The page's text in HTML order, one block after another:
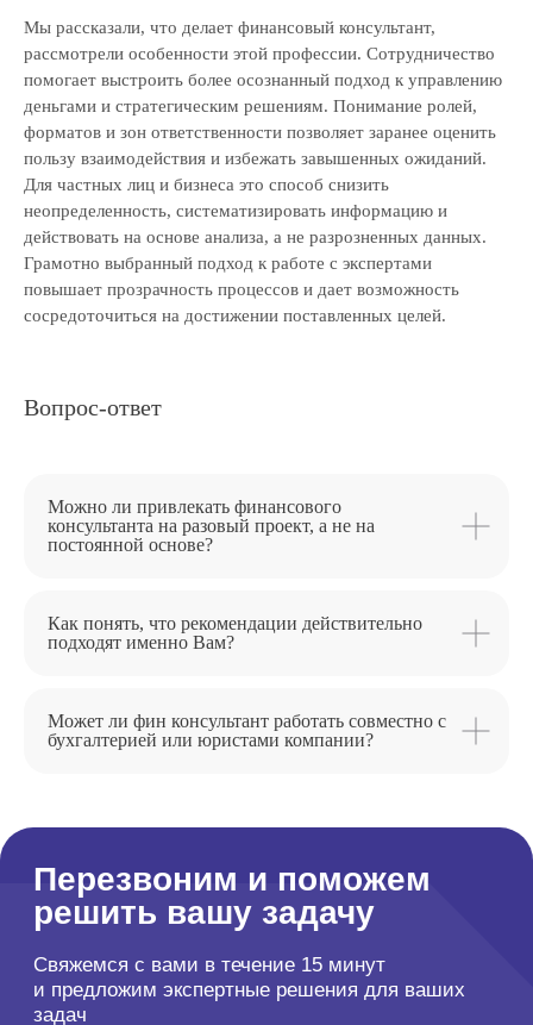
Мы рассказали, что делает финансовый консультант,
рассмотрели особенности этой профессии. Сотрудничество
помогает выстроить более осознанный подход к управлению
деньгами и стратегическим решениям. Понимание ролей,
форматов и зон ответственности позволяет заранее оценить
пользу взаимодействия и избежать завышенных ожиданий.
Для частных лиц и бизнеса это способ снизить
неопределенность, систематизировать информацию и
действовать на основе анализа, а не разрозненных данных.
Грамотно выбранный подход к работе с экспертами
повышает прозрачность процессов и дает возможность
сосредоточиться на достижении поставленных целей.
Вопрос-ответ
Можно ли привлекать финансового
консультанта на разовый проект, а не на
постоянной основе?
Как понять, что рекомендации действительно
подходят именно Вам?
Может ли фин консультант работать совместно с
бухгалтерией или юристами компании?